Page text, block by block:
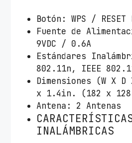
Botón: WPS /
Fuente de
9VDC / 0.6A
Estándares
802.11n, IEEE
Dimensiones (W X
x 1.4in. (182 x 128
Antena: 2 Antenas
INALÁMBRICAS